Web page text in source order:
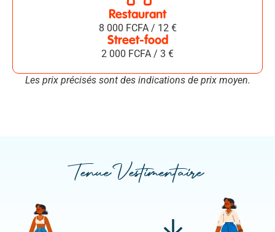
Restaurant
8 000 FCFA / 12 €
Street-food
2 000 FCFA / 3 €
Les prix précisés sont des indications de prix moyen.
Tenue Vestimentaire